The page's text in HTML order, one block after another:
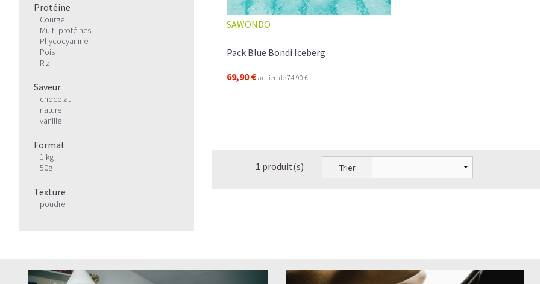
Protéine
Courge
Multi-protéines
Phycocyanine
Pois
Riz
Saveur
chocolat
nature
vanille
Format
1 kg
50g
Texture
poudre
SAWONDO
Pack Blue Bondi Iceberg
69,90 € au lieu de74,90 €
1 produit(s) Trier